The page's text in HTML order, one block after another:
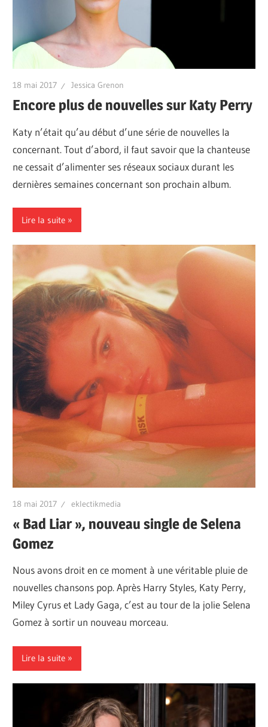
18 mai 2017 Jessica Grenon
Encore plus de nouvelles sur Katy Perry
Katy n’était qu’au début d’une série de nouvelles la
concernant. Tout d’abord, il faut savoir que la chanteuse
ne cessait d’alimenter ses réseaux sociaux durant les
dernières semaines concernant son prochain album.
Lire la suite
18 mai 2017 eklectikmedia
« Bad Liar », nouveau single de Selena
Gomez
Nous avons droit en ce moment à une véritable pluie de
nouvelles chansons pop. Après Harry Styles, Katy Perry,
Miley Cyrus et Lady Gaga, c’est au tour de la jolie Selena
Gomez à sortir un nouveau morceau.
Lire la suite